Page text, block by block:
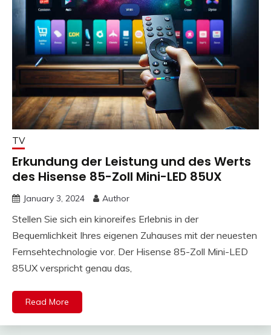
TV
Erkundung der Leistung und des Werts
des Hisense 85-Zoll Mini-LED 85UX
January 3, 2024 Author
Stellen Sie sich ein kinoreifes Erlebnis in der
Bequemlichkeit Ihres eigenen Zuhauses mit der neuesten
Fernsehtechnologie vor. Der Hisense 85-Zoll Mini-LED
85UX verspricht genau das,
Read More